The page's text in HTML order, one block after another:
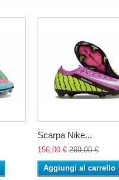
Scarpa Nike...
156,00 € 269,00 €
Aggiungi al carrello